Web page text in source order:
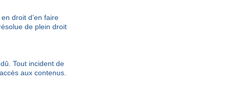
droit d’en faire
de plein droit
Tout incident de
aux contenus.